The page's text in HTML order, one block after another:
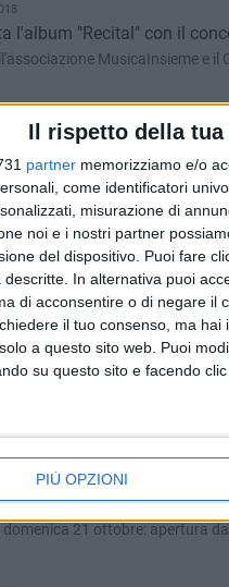
Il rispetto della
partner memorizziamo e/o
come identificatori
misurazione di
noi e i nostri partner
del dispositivo. Puoi fare
descritte. In alternativa puoi
di acconsentire o di negare il
il tuo consenso, ma
a questo sito web. Puoi
su questo sito e facendo
PIÙ OPZIONI
l'album "Recital" con il
MusicaInsieme e il
a Molfetta con
Fondazione Valente, giovedì
"Gabriella Cipriani"
Immacolato di Maria
a Molfetta nel
ricco cartellone di iniziative
streghe e personaggi
21 ottobre: apertura